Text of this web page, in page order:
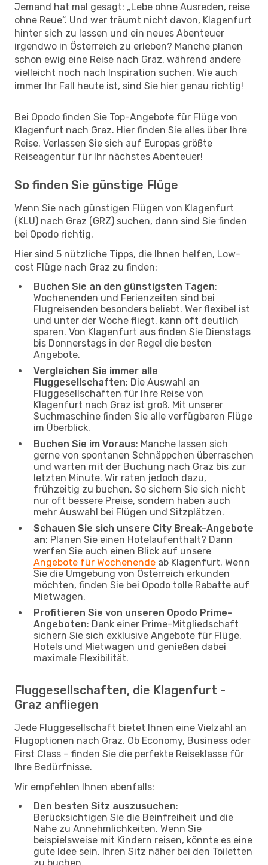
Jemand hat mal gesagt: „Lebe ohne Ausreden, reise
ohne Reue“. Und wer träumt nicht davon, Klagenfurt
hinter sich zu lassen und ein neues Abenteuer
irgendwo in Österreich zu erleben? Manche planen
schon ewig eine Reise nach Graz, während andere
vielleicht noch nach Inspiration suchen. Wie auch
immer Ihr Fall heute ist, sind Sie hier genau richtig!
Bei Opodo finden Sie Top-Angebote für Flüge von
Klagenfurt nach Graz. Hier finden Sie alles über Ihre
Reise. Verlassen Sie sich auf Europas größte
Reiseagentur für Ihr nächstes Abenteuer!
So finden Sie günstige Flüge
Wenn Sie nach günstigen Flügen von Klagenfurt
(KLU) nach Graz (GRZ) suchen, dann sind Sie finden
bei Opodo richtig.
Hier sind 5 nützliche Tipps, die Ihnen helfen, Low-
cost Flüge nach Graz zu finden:
Buchen Sie an den günstigsten Tagen:
Wochenenden und Ferienzeiten sind bei
Flugreisenden besonders beliebt. Wer flexibel ist
und unter der Woche fliegt, kann oft deutlich
sparen. Von Klagenfurt aus finden Sie Dienstags
bis Donnerstags in der Regel die besten
Angebote.
Vergleichen Sie immer alle
Fluggesellschaften: Die Auswahl an
Fluggesellschaften für Ihre Reise von
Klagenfurt nach Graz ist groß. Mit unserer
Suchmaschine finden Sie alle verfügbaren Flüge
im Überblick.
Buchen Sie im Voraus: Manche lassen sich
gerne von spontanen Schnäppchen überraschen
und warten mit der Buchung nach Graz bis zur
letzten Minute. Wir raten jedoch dazu,
frühzeitig zu buchen. So sichern Sie sich nicht
nur oft bessere Preise, sondern haben auch
mehr Auswahl bei Flügen und Sitzplätzen.
Schauen Sie sich unsere City Break-Angebote
an: Planen Sie einen Hotelaufenthalt? Dann
werfen Sie auch einen Blick auf unsere
Angebote für Wochenende ab Klagenfurt. Wenn
Sie die Umgebung von Österreich erkunden
möchten, finden Sie bei Opodo tolle Rabatte auf
Mietwagen.
Profitieren Sie von unseren Opodo Prime-
Angeboten: Dank einer Prime-Mitgliedschaft
sichern Sie sich exklusive Angebote für Flüge,
Hotels und Mietwagen und genießen dabei
maximale Flexibilität.
Fluggesellschaften, die Klagenfurt -
Graz anfliegen
Jede Fluggesellschaft bietet Ihnen eine Vielzahl an
Flugoptionen nach Graz. Ob Economy, Business oder
First Class – finden Sie die perfekte Reiseklasse für
Ihre Bedürfnisse.
Wir empfehlen Ihnen ebenfalls:
Den besten Sitz auszusuchen:
Berücksichtigen Sie die Beinfreiheit und die
Nähe zu Annehmlichkeiten. Wenn Sie
beispielsweise mit Kindern reisen, könnte es eine
gute Idee sein, Ihren Sitz näher bei den Toiletten